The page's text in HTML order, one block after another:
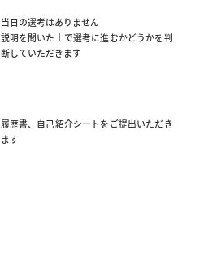
当日の選考はありません
説明を聞いた上で選考に進むかどうかを判
断していただきます
履歴書、自己紹介シートをご提出いただき
ます